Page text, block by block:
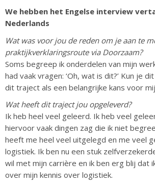
We hebben het Engelse interview
Nederlands
Wat was voor jou de reden om je aan te
praktijkverklaringsroute via Doorzaam?
Soms begreep ik onderdelen van mijn
had vaak vragen: ‘Oh, wat is dit?’ Kun je
dit traject als een belangrijke kans voor
Wat heeft dit traject jou opgeleverd?
Ik heb heel veel geleerd. Ik heb veel
hiervoor vaak dingen zag die ik niet
heeft me heel veel uitgelegd en me veel
logistiek. Ik ben nu een stuk
wil met mijn carrière en ik ben erg blij dat
over mijn kennis over logistiek.